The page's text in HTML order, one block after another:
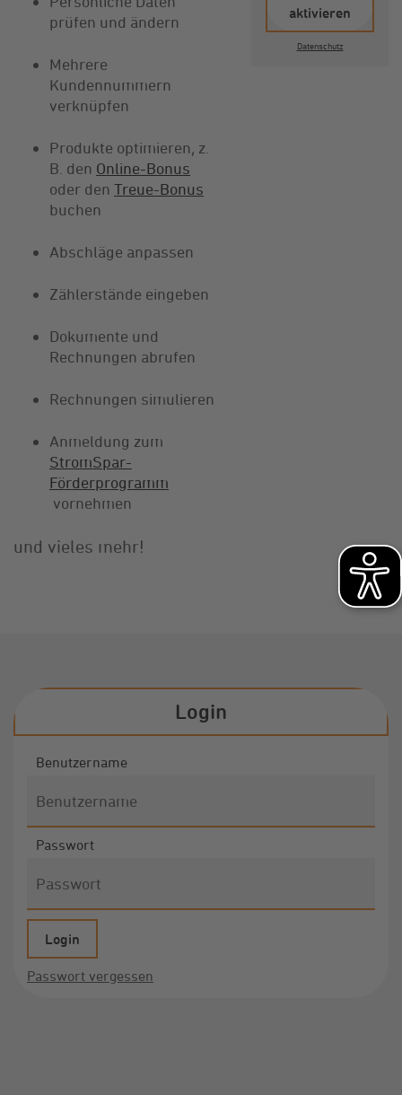
prüfen und ändern
Mehrere
Kundennummern
verknüpfen
Produkte optimieren, z.
B. den Online-Bonus
oder den Treue-Bonus
buchen
Abschläge anpassen
Zählerstände eingeben
Dokumente und
Rechnungen abrufen
Rechnungen simulieren
Anmeldung zum
StromSpar-
Förderprogramm
vornehmen
und vieles mehr!
aktivieren
Datenschutz
Login
Benutzername
Passwort
Passwort vergessen